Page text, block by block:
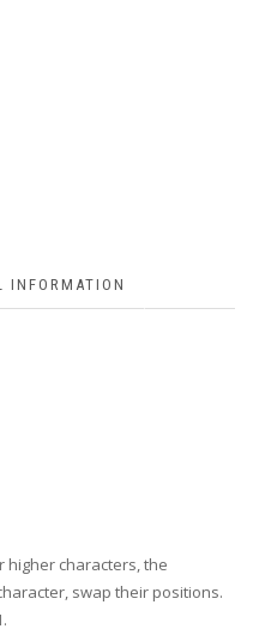
INFORMATION
higher characters, the
swap their positions.